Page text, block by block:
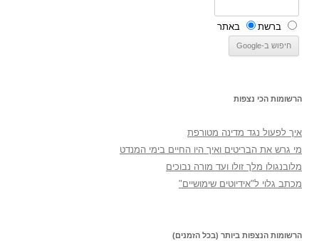
ברשת באתר
הרשומות הכי נצפות
איך לפעול נגד מדינה מטורפת
מי גרש את הבריטים ואיך היו החיים בימי המנדט
מלובנגולו מלך זולו ועד מורה נבוכים
מכתב גלוי ל"אידיוטים שימושיים"
הרשומות הנצפות ביותר (בכל הזמנים)